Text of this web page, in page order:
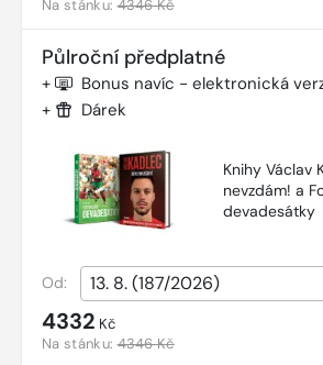
Na stánku:4346 Kč
Půlroční předplatné
+ Bonus navíc - elektronická
+ Dárek
Knihy Václav
nevzdám! a
devadesátky
Od:
4332 Kč
Na stánku:4346 Kč